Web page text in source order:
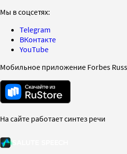
Мы в соцсетях:
Telegram
ВКонтакте
YouTube
Мобильное приложение Forbes
На сайте работает синтез речи